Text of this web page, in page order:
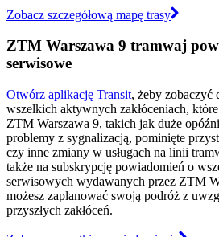
Zobacz szczegółową mapę trasy
ZTM Warszawa 9 tramwaj
serwisowe
Otwórz aplikację Transit, żeby zobaczyć
wszelkich aktywnych zakłóceniach,
ZTM Warszawa 9, takich jak duże
problemy z sygnalizacją, pominięte
czy inne zmiany w usługach na linii
także na subskrypcję powiadomień o
serwisowych wydawanych przez ZTM
możesz zaplanować swoją podróż z
przyszłych zakłóceń.